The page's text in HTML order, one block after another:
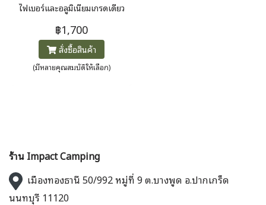
ไฟเบอร์และอลูมิเนียมเกรดเดียว
เบามากเพียง 198 กรัม ด้ามจับกัน
ลื่น EVA ปลายไม้เท้าทำจากเหล็ก
ทังสเตนที่ทนทาน และเชือกเชื่อม
฿1,700
สั่งซื้อสินค้า
(มีหลายคุณสมบัติให้เลือก)
ร้าน Impact Camping
เมืองทองธานี 50/992 หมู่ที่ 9 ต.บางพูด อ.ปากเกร็ด
นนทบุรี 11120